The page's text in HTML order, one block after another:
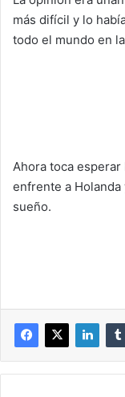
más difícil y lo
todo el mundo en
Ahora toca esperar
enfrente a
sueño.